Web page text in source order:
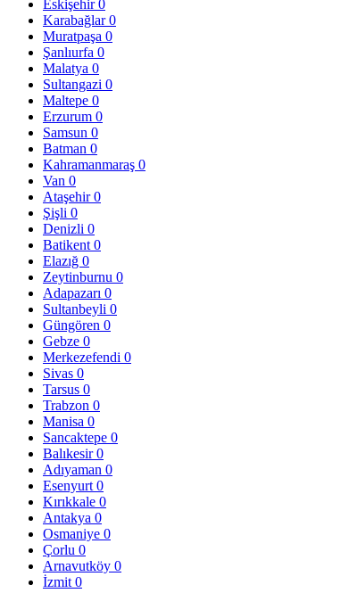
Eskişehir0
Karabağlar0
Muratpaşa 0
Şanlıurfa 0
Malatya 0
Sultangazi 0
Maltepe 0
Erzurum 0
Samsun 0
Batman 0
Kahramanmaraş 0
Van 0
Ataşehir0
Şişli 0
Denizli 0
Batikent 0
Elazığ 0
Zeytinburnu 0
Adapazarı 0
Sultanbeyli 0
Güngören 0
Gebze 0
Merkezefendi 0
Sivas 0
Tarsus 0
Trabzon 0
Manisa 0
Sancaktepe 0
Balıkesir0
Adıyaman 0
Esenyurt 0
Kırıkkale 0
Antakya 0
Osmaniye 0
Çorlu 0
Arnavutköy 0
İzmit 0